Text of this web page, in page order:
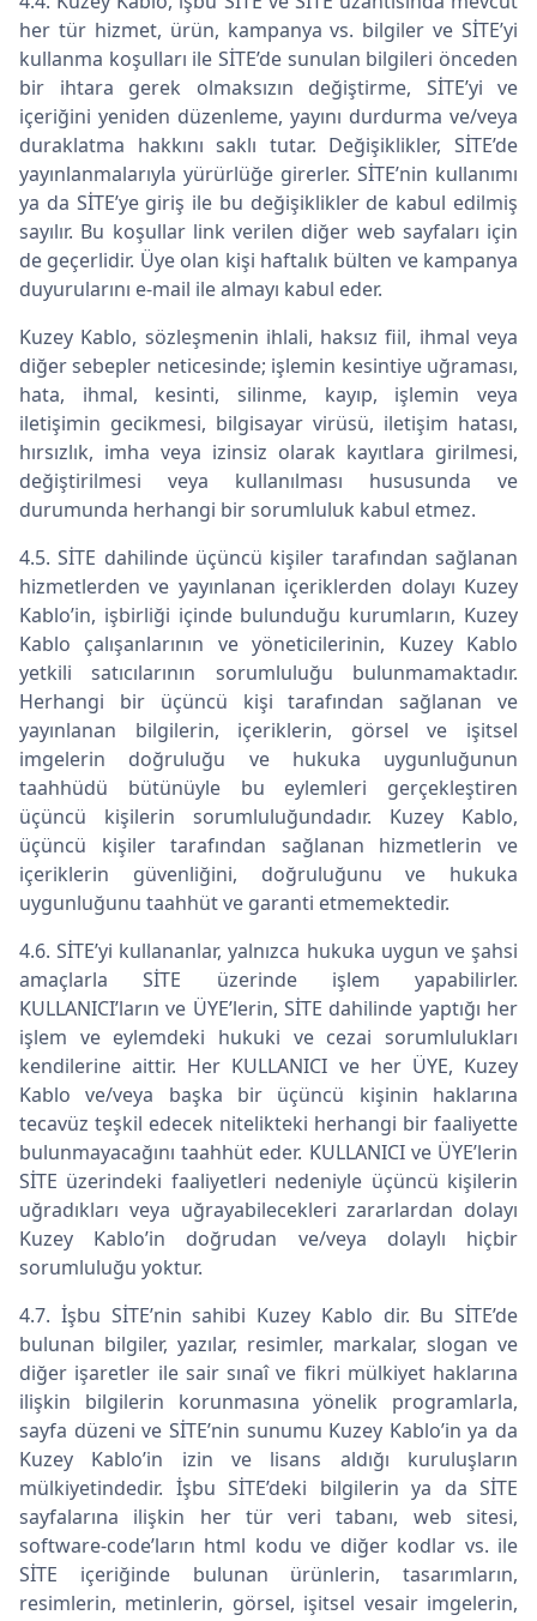
her tür hizmet, ürün, kampanya vs. bilgiler ve SİTE’yi
kullanma koşulları ile SİTE’de sunulan bilgileri önceden
bir ihtara gerek olmaksızın değiştirme, SİTE’yi ve
içeriğini yeniden düzenleme, yayını durdurma ve/veya
duraklatma hakkını saklı tutar. Değişiklikler, SİTE’de
yayınlanmalarıyla yürürlüğe girerler. SİTE’nin kullanımı
ya da SİTE’ye giriş ile bu değişiklikler de kabul edilmiş
sayılır. Bu koşullar link verilen diğer web sayfaları için
de geçerlidir. Üye olan kişi haftalık bülten ve kampanya
duyurularını e-mail ile almayı kabul eder.
Kuzey Kablo, sözleşmenin ihlali, haksız fiil, ihmal veya
diğer sebepler neticesinde; işlemin kesintiye uğraması,
hata, ihmal, kesinti, silinme, kayıp, işlemin veya
iletişimin gecikmesi, bilgisayar virüsü, iletişim hatası,
hırsızlık, imha veya izinsiz olarak kayıtlara girilmesi,
değiştirilmesi veya kullanılması hususunda ve
durumunda herhangi bir sorumluluk kabul etmez.
4.5. SİTE dahilinde üçüncü kişiler tarafından sağlanan
hizmetlerden ve yayınlanan içeriklerden dolayı Kuzey
Kablo’in, işbirliği içinde bulunduğu kurumların, Kuzey
Kablo çalışanlarının ve yöneticilerinin, Kuzey Kablo
yetkili satıcılarının sorumluluğu bulunmamaktadır.
Herhangi bir üçüncü kişi tarafından sağlanan ve
yayınlanan bilgilerin, içeriklerin, görsel ve işitsel
imgelerin doğruluğu ve hukuka uygunluğunun
taahhüdü bütünüyle bu eylemleri gerçekleştiren
üçüncü kişilerin sorumluluğundadır. Kuzey Kablo,
üçüncü kişiler tarafından sağlanan hizmetlerin ve
içeriklerin güvenliğini, doğruluğunu ve hukuka
uygunluğunu taahhüt ve garanti etmemektedir.
4.6. SİTE’yi kullananlar, yalnızca hukuka uygun ve şahsi
amaçlarla SİTE üzerinde işlem yapabilirler.
KULLANICI’ların ve ÜYE’lerin, SİTE dahilinde yaptığı her
işlem ve eylemdeki hukuki ve cezai sorumlulukları
kendilerine aittir. Her KULLANICI ve her ÜYE, Kuzey
Kablo ve/veya başka bir üçüncü kişinin haklarına
tecavüz teşkil edecek nitelikteki herhangi bir faaliyette
bulunmayacağını taahhüt eder. KULLANICI ve ÜYE’lerin
SİTE üzerindeki faaliyetleri nedeniyle üçüncü kişilerin
uğradıkları veya uğrayabilecekleri zararlardan dolayı
Kuzey Kablo’in doğrudan ve/veya dolaylı hiçbir
sorumluluğu yoktur.
4.7. İşbu SİTE’nin sahibi Kuzey Kablo dir. Bu SİTE’de
bulunan bilgiler, yazılar, resimler, markalar, slogan ve
diğer işaretler ile sair sınaî ve fikri mülkiyet haklarına
ilişkin bilgilerin korunmasına yönelik programlarla,
sayfa düzeni ve SİTE’nin sunumu Kuzey Kablo’in ya da
Kuzey Kablo’in izin ve lisans aldığı kuruluşların
mülkiyetindedir. İşbu SİTE’deki bilgilerin ya da SİTE
sayfalarına ilişkin her tür veri tabanı, web sitesi,
software-code’ların html kodu ve diğer kodlar vs. ile
SİTE içeriğinde bulunan ürünlerin, tasarımların,
resimlerin, metinlerin, görsel, işitsel vesair imgelerin,